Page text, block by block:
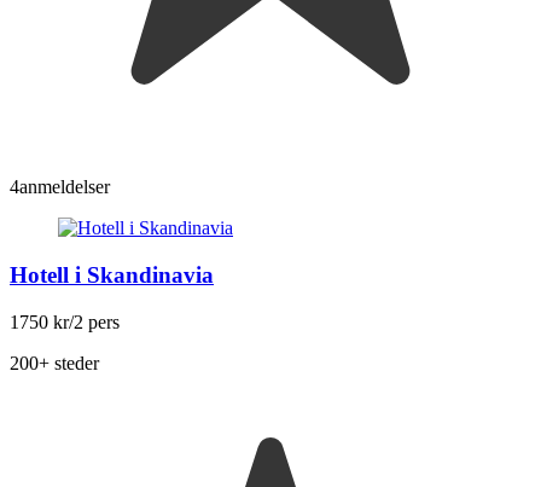
4anmeldelser
Hotell i Skandinavia
1750 kr/2 pers
200+ steder